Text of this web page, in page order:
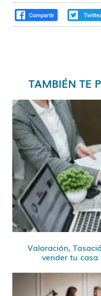
TAMBIÉN TE
Valoración,
vender tu